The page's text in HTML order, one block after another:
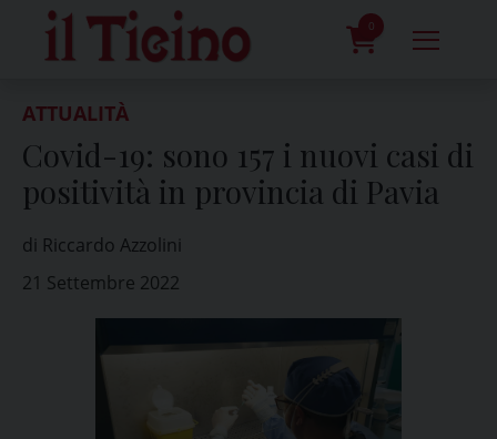
content
0
ATTUALITÀ
Covid-19: sono 157 i nuovi casi di
positività in provincia di Pavia
di Riccardo Azzolini
21 Settembre 2022